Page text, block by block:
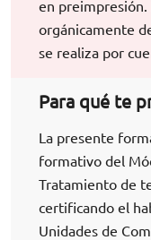
en preimpresión.
orgánicamente
se realiza por
Para qué te
La presente
formativo del
Tratamiento de
certificando el
Unidades de